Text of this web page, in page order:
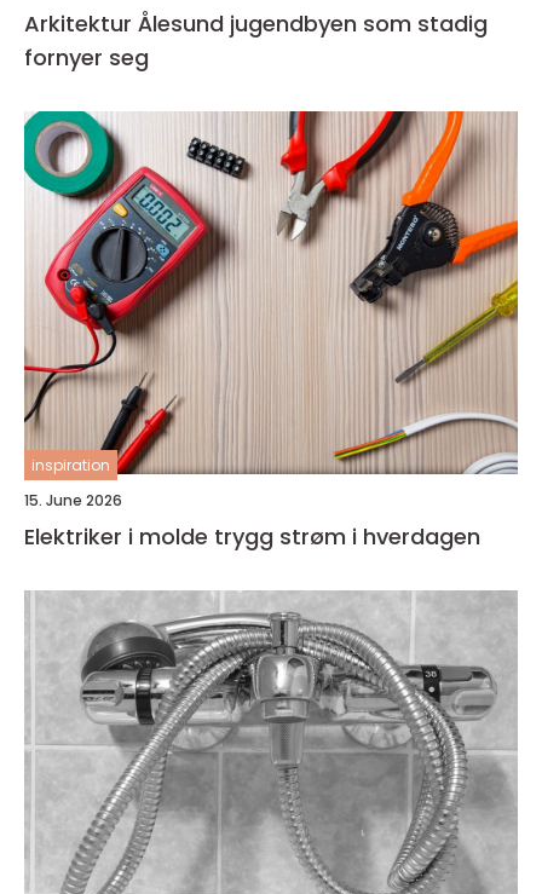
Arkitektur Ålesund jugendbyen som stadig
fornyer seg
inspiration
15. June 2026
Elektriker i molde trygg strøm i hverdagen